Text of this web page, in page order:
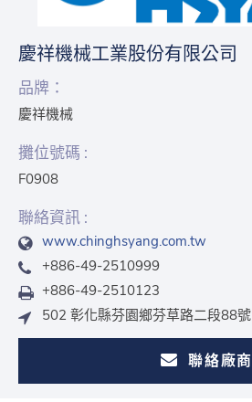
慶祥機械工業股份有限公司
品牌：
慶祥機械
攤位號碼 :
F0908
聯絡資訊 :
www.chinghsyang.com.tw
+886-49-2510999
+886-49-2510123
502 彰化縣芬園鄉芬草路二段88號
聯絡廠商